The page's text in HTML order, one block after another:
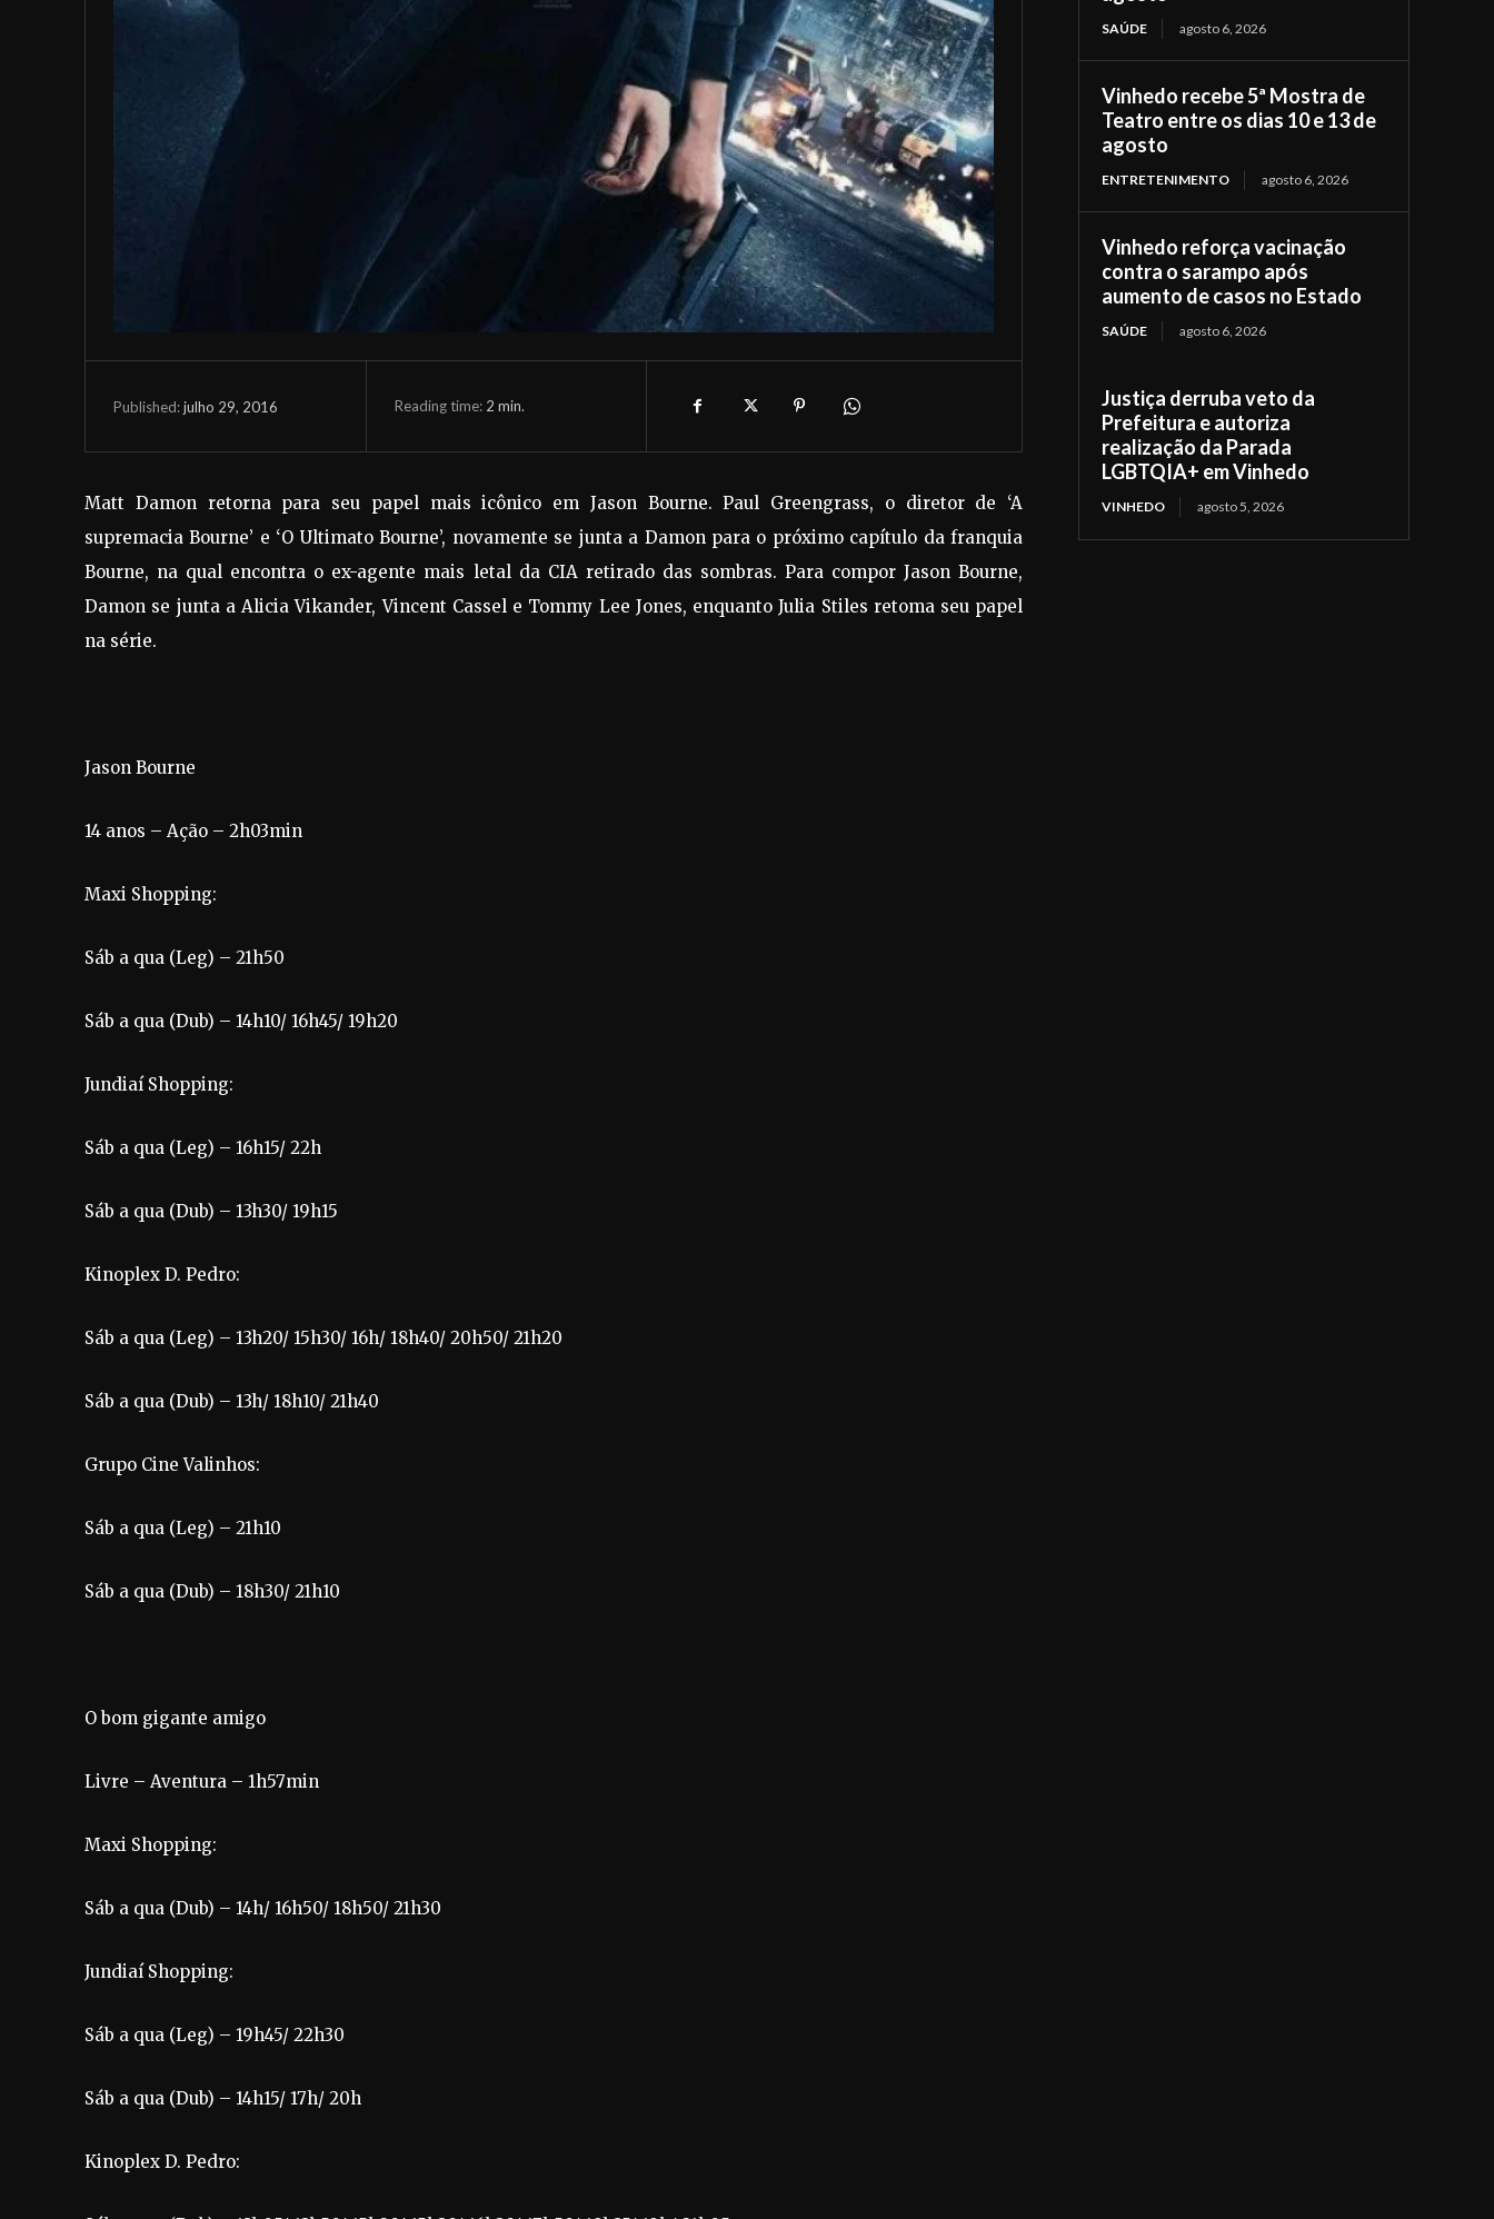
Published:julho 29, 2016 Reading time: 2 min.
Matt Damon retorna para seu papel mais icônico em Jason Bourne. Paul Greengrass, o diretor de ‘A
supremacia Bourne’ e ‘O Ultimato Bourne’, novamente se junta a Damon para o próximo capítulo da franquia
Bourne, na qual encontra o ex-agente mais letal da CIA retirado das sombras. Para compor Jason Bourne,
Damon se junta a Alicia Vikander, Vincent Cassel e Tommy Lee Jones, enquanto Julia Stiles retoma seu papel
na série.
Jason Bourne
14 anos – Ação – 2h03min
Maxi Shopping:
Sáb a qua (Leg) – 21h50
Sáb a qua (Dub) – 14h10/ 16h45/ 19h20
Jundiaí Shopping:
Sáb a qua (Leg) – 16h15/ 22h
Sáb a qua (Dub) – 13h30/ 19h15
Kinoplex D. Pedro:
Sáb a qua (Leg) – 13h20/ 15h30/ 16h/ 18h40/ 20h50/ 21h20
Sáb a qua (Dub) – 13h/ 18h10/ 21h40
Grupo Cine Valinhos:
Sáb a qua (Leg) – 21h10
Sáb a qua (Dub) – 18h30/ 21h10
O bom gigante amigo
Livre – Aventura – 1h57min
Maxi Shopping:
Sáb a qua (Dub) – 14h/ 16h50/ 18h50/ 21h30
Jundiaí Shopping:
Sáb a qua (Leg) – 19h45/ 22h30
Sáb a qua (Dub) – 14h15/ 17h/ 20h
Kinoplex D. Pedro:
SAÚDE agosto 6, 2026
Vinhedo recebe 5ª Mostra de
Teatro entre os dias 10 e 13 de
agosto
ENTRETENIMENTO agosto 6, 2026
Vinhedo reforça vacinação
contra o sarampo após
aumento de casos no Estado
SAÚDE agosto 6, 2026
Justiça derruba veto da
Prefeitura e autoriza
realização da Parada
LGBTQIA+ em Vinhedo
VINHEDO agosto 5, 2026